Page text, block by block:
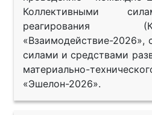
Коллективными
«Взаимодействие-2026»,
силами и средствами
материально-
«Эшелон-2026».